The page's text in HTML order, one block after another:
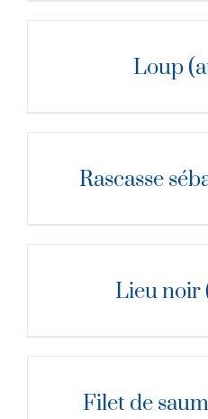
Loup
Rascasse
Lieu noir
Filet de